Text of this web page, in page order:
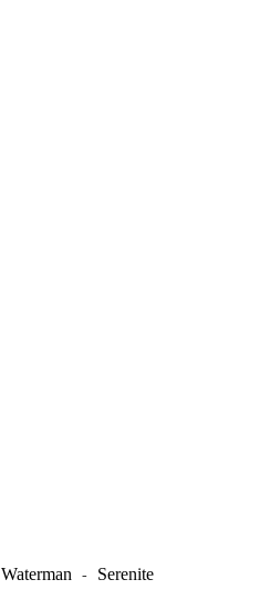
Waterman - Serenite